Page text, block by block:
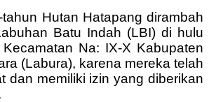
Hutan Hatapang dirambah
Batu Indah (LBI) di hulu
Na: IX-X Kabupaten
(Labura), karena mereka telah
dan memiliki izin yang diberikan